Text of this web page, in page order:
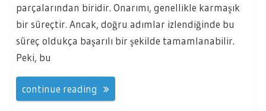
parçalarından biridir. Onarımı, genellikle karmaşık
bir süreçtir. Ancak, doğru adımlar izlendiğinde bu
süreç oldukça başarılı bir şekilde tamamlanabilir.
Peki, bu
continue reading